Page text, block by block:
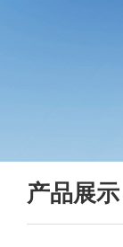
产品展示